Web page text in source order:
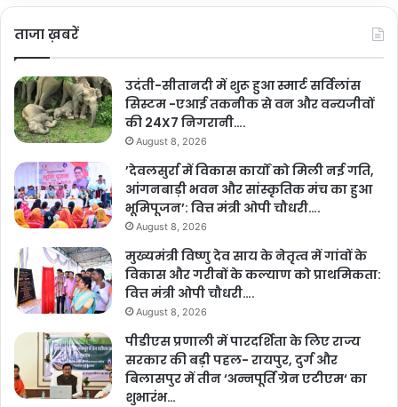
ताजा ख़बरें
उदंती-सीतानदी में शुरू हुआ स्मार्ट सर्विलांस
सिस्टम -एआई तकनीक से वन और वन्यजीवों
की 24X7 निगरानी….
August 8, 2026
’देवलसुर्रा में विकास कार्यों को मिली नई गति,
आंगनबाड़ी भवन और सांस्कृतिक मंच का हुआ
भूमिपूजन’: वित्त मंत्री ओपी चौधरी….
August 8, 2026
मुख्यमंत्री विष्णु देव साय के नेतृत्व में गांवों के
विकास और गरीबों के कल्याण को प्राथमिकता:
वित्त मंत्री ओपी चौधरी….
August 8, 2026
पीडीएस प्रणाली में पारदर्शिता के लिए राज्य
सरकार की बड़ी पहल- रायपुर, दुर्ग और
बिलासपुर में तीन ‘अन्नपूर्ति ग्रेन एटीएम‘ का
शुभारंभ…